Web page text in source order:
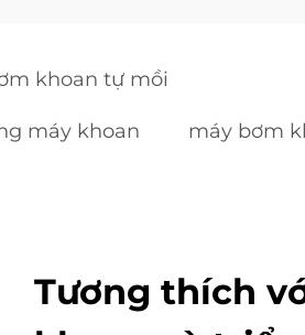
khoan tự mồi
máy khoan máy bơm
Tương thích